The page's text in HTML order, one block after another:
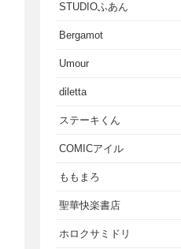
STUDIOふあん
Bergamot
Umour
diletta
ステーキくん
COMICアイル
ももまろ
聖華快楽書店
ホロクサミドリ